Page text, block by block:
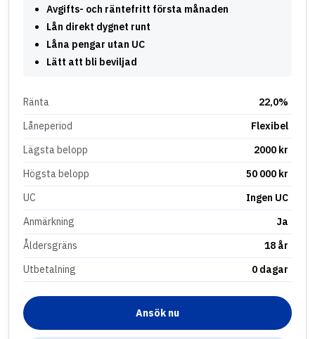
Avgifts- och räntefritt första månaden
Lån direkt dygnet runt
Låna pengar utan UC
Lätt att bli beviljad
Ränta
22,0%
Låneperiod
Flexibel
Lägsta belopp
2000 kr
Högsta belopp
50 000 kr
UC
Ingen UC
Anmärkning
Ja
Åldersgräns
18 år
Utbetalning
0 dagar
Ansök nu